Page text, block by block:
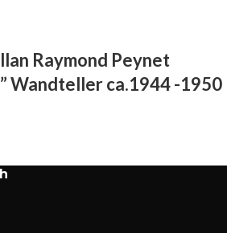
Raymond Peynet
Wandteller ca.1944 -1950